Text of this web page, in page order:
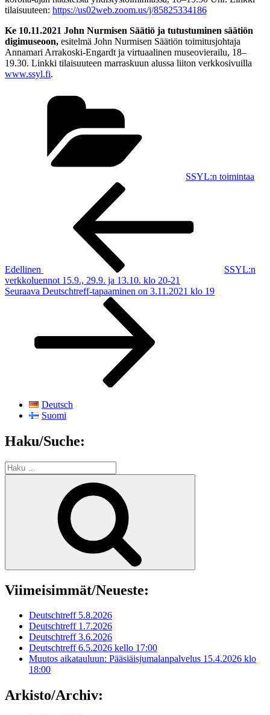
tilaisuuteen: https://us02web.zoom.us/j/85825334186
Ke 10.11.2021 John Nurmisen Säätiö ja tutustuminen säätiön
digimuseoon, esitelmä John Nurmisen Säätiön toimitusjohtaja
Annamari Arrakoski-Engardt ja virtuaalinen museovierailu, 18–
19.30. Linkki tilaisuuteen marraskuun alussa liiton verkkosivuilla
www.ssyl.fi.
SSYL:n toimintaa
Edellinen
SSYL:n
verkkoluennot 15.9., 29.9. ja 13.10. klo 20-21
Seuraava
Seuraava Deutschtreff-tapaaminen on 3.11.2021 klo 19
Deutsch
Suomi
Haku/Suche:
Etsi:
Viimeisimmät/Neueste:
Deutschtreff 5.8.2026
Deutschtreff 1.7.2026
Deutschtreff 3.6.2026
Deutschtreff 6.5.2026 kello 17:00
Muutos aikatauluun: Pääsiäisjumalanpalvelus 15.4.2026 klo
18:00
Arkisto/Archiv: